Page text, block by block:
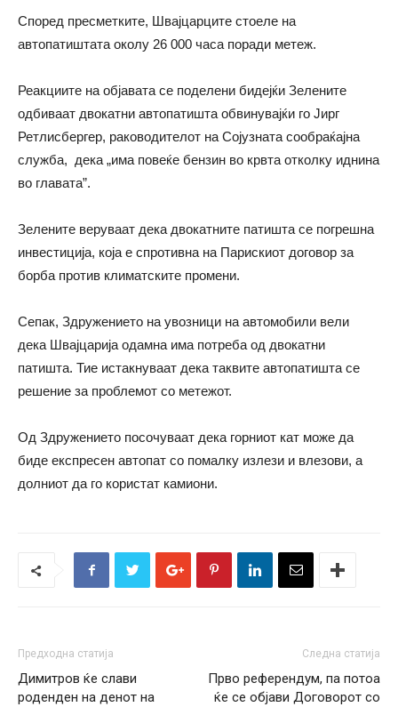
Според пресметките, Швајцарците стоеле на
автопатиштата околу 26 000 часа поради метеж.
Реакциите на објавата се поделени бидејќи Зелените
одбиваат двокатни автопатишта обвинувајќи го Јирг
Ретлисбергер, раководителот на Сојузната сообраќајна
служба, дека „има повеќе бензин во крвта отколку иднина
во главата”.
Зелените веруваат дека двокатните патишта се погрешна
инвестиција, која е спротивна на Парискиот договор за
борба против климатските промени.
Сепак, Здружението на увозници на автомобили вели
дека Швајцарија одамна има потреба од двокатни
патишта. Тие истакнуваат дека таквите автопатишта се
решение за проблемот со метежот.
Од Здружението посочуваат дека горниот кат може да
биде експресен автопат со помалку излези и влезови, а
долниот да го користат камиони.
Предходна статија
Димитров ќе слави
роденден на денот на
Следна статија
Прво референдум, па потоа
ќе се објави Договорот со